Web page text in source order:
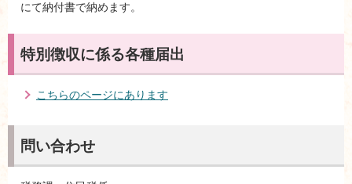
にて納付書で納めます。
特別徴収に係る各種届出
こちらのページにあります
問い合わせ